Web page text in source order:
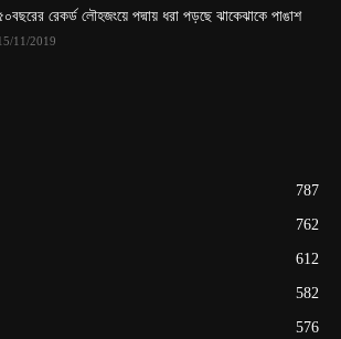
রেকর্ড লৌহজংয়ে পদ্মায় ধরা পড়ছে ঝাকেঝাকে পাঙাশ
11/2019
787
762
612
582
576